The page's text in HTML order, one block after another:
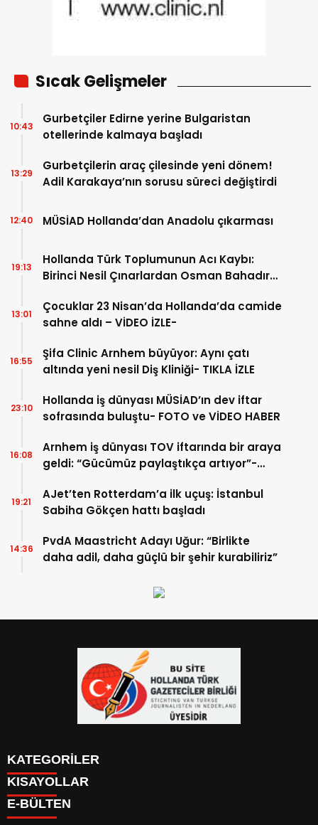
Sıcak Gelişmeler
Gurbetçiler Edirne yerine Bulgaristan
otellerinde kalmaya başladı
10:43
Gurbetçilerin araç çilesinde yeni dönem!
Adil Karakaya’nın sorusu süreci değiştirdi
13:29
MÜSİAD Hollanda’dan Anadolu çıkarması
12:40
Hollanda Türk Toplumunun Acı Kaybı:
Birinci Nesil Çınarlardan Osman Bahadır
19:13
Çocuklar 23 Nisan’da Hollanda’da camide
sahne aldı – VİDEO İZLE-
13:01
Şifa Clinic Arnhem büyüyor: Aynı çatı
altında yeni nesil Diş Kliniği- TIKLA İZLE
16:55
Hollanda iş dünyası MÜSİAD’ın dev iftar
sofrasında buluştu- FOTO ve VİDEO HABER
23:10
Arnhem iş dünyası TOV iftarında bir araya
geldi: “Gücümüz paylaştıkça artıyor”-
16:08
AJet’ten Rotterdam’a ilk uçuş: İstanbul
Sabiha Gökçen hattı başladı
19:21
PvdA Maastricht Adayı Uğur: “Birlikte
daha adil, daha güçlü bir şehir kurabiliriz”
14:36
KATEGORİLER
YAZARLAR
PUAN DURUMU
KISAYOLLAR
KAYIT OL
E-BÜLTEN